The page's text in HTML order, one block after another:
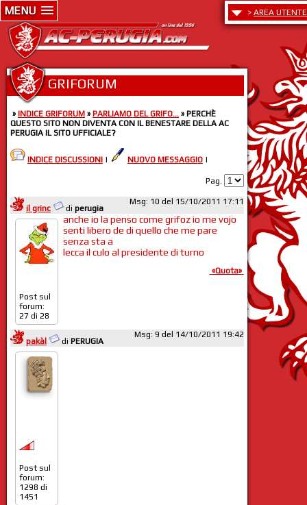
MENU > AREA UTENTE
GRIFORUM
» INDICE GRIFORUM » PARLIAMO DEL GRIFO... » PERCHÈ
QUESTO SITO NON DIVENTA CON IL BENESTARE DELLA AC
PERUGIA IL SITO UFFICIALE?
INDICE DISCUSSIONI | NUOVO MESSAGGIO |
Pag.
il grinc di perugia
Msg: 10 del 15/10/2011 17:11
Post sul
forum:
27 di 28
anche io la penso come grifoz io me vojo
senti libero de di quello che me pare
senza sta a
lecca il culo al presidente di turno
«Quota»
pakàl di PERUGIA
Msg: 9 del 14/10/2011 19:42
Post sul
forum:
1298 di
1451